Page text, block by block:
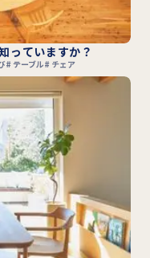
っていますか？
テーブル チェア